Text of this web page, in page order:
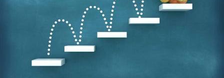
Föreslå nyord
Annonsera
Prenumerera